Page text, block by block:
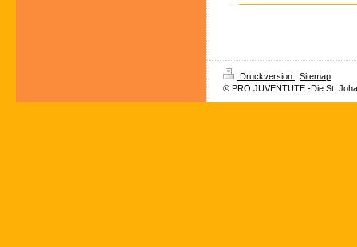
Druckversion | Sitemap
© PRO JUVENTUTE -Die St.